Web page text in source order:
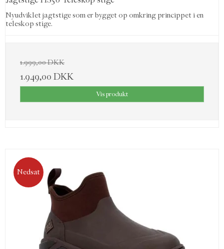
Nyudviklet jagtstige som er bygget op omkring princippet i en
teleskop stige.
1.999,00 DKK
1.949,00 DKK
Vis produkt
Nedsat